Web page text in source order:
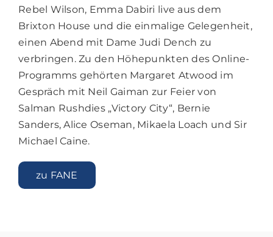
Rebel Wilson, Emma Dabiri live aus dem
Brixton House und die einmalige Gelegenheit,
einen Abend mit Dame Judi Dench zu
verbringen. Zu den Höhepunkten des Online-
Programms gehörten Margaret Atwood im
Gespräch mit Neil Gaiman zur Feier von
Salman Rushdies „Victory City“, Bernie
Sanders, Alice Oseman, Mikaela Loach und Sir
Michael Caine.
zu FANE